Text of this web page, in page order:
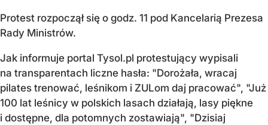
Protest rozpoczął się o godz. 11 pod Kancelarią Prezesa
Rady Ministrów.
Jak informuje portal Tysol.pl protestujący wypisali
na transparentach liczne hasła: "Dorożała, wracaj
pilates trenować, leśnikom i ZULom daj pracować", "Już
100 lat leśnicy w polskich lasach działają, lasy piękne
i dostępne, dla potomnych zostawiają", "Dzisiaj